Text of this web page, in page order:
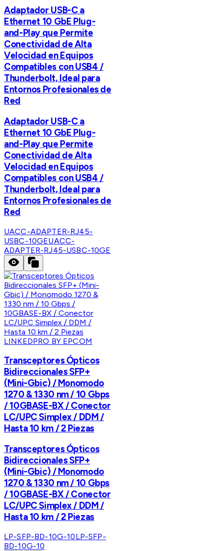
Adaptador USB-C a
Ethernet 10 GbE Plug-
and-Play que Permite
Conectividad de Alta
Velocidad en Equipos
Compatibles con USB4 /
Thunderbolt, Ideal para
Entornos Profesionales de
Red
Adaptador USB-C a
Ethernet 10 GbE Plug-
and-Play que Permite
Conectividad de Alta
Velocidad en Equipos
Compatibles con USB4 /
Thunderbolt, Ideal para
Entornos Profesionales de
Red
UACC-ADAPTER-RJ45-
USBC-10GEUACC-
ADAPTER-RJ45-USBC-10GE
LINKEDPRO BY EPCOM
Transceptores Ópticos
Bidireccionales SFP+
(Mini-Gbic) / Monomodo
1270 & 1330 nm / 10 Gbps
/ 10GBASE-BX / Conector
LC/UPC Simplex / DDM /
Hasta 10 km / 2 Piezas
Transceptores Ópticos
Bidireccionales SFP+
(Mini-Gbic) / Monomodo
1270 & 1330 nm / 10 Gbps
/ 10GBASE-BX / Conector
LC/UPC Simplex / DDM /
Hasta 10 km / 2 Piezas
LP-SFP-BD-10G-10LP-SFP-
BD-10G-10